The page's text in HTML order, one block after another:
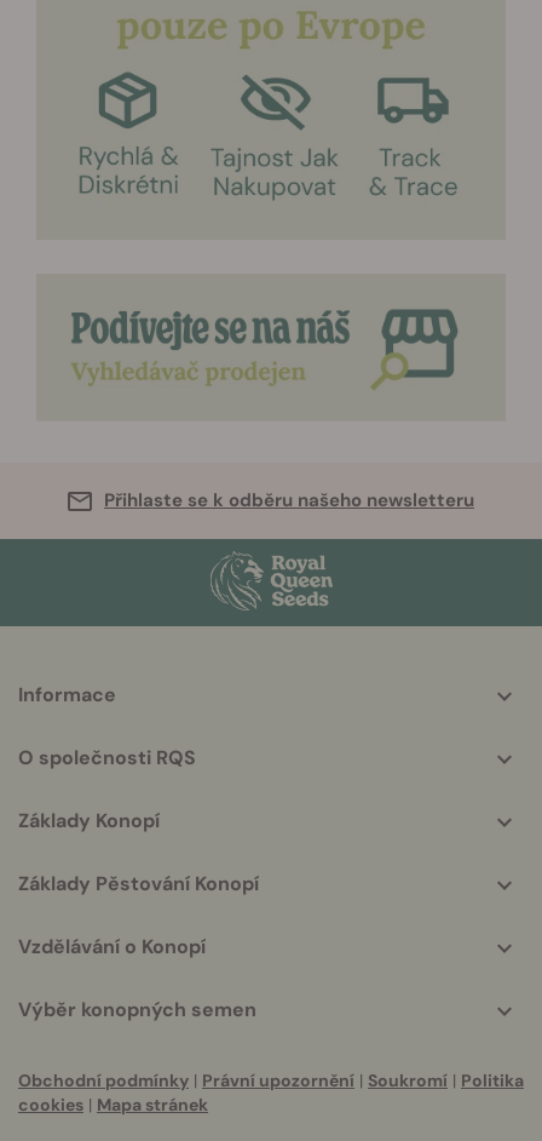
Přihlaste se k odběru našeho newsletteru
helpful
Informace
O společnosti RQS
Základy Konopí
Základy Pěstování Konopí
Vzdělávání o Konopí
Výběr konopných semen
Obchodní podmínky | Právní upozornění | Soukromí | Politika
cookies | Mapa stránek